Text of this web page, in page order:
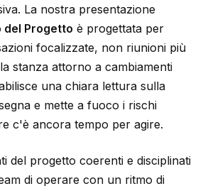
La nostra presentazione
del Progetto è progettata per
focalizzate, non riunioni più
stanza attorno a cambiamenti
una chiara lettura sulla
e mette a fuoco i rischi
c'è ancora tempo per agire.
del progetto coerenti e disciplinati
di operare con un ritmo di